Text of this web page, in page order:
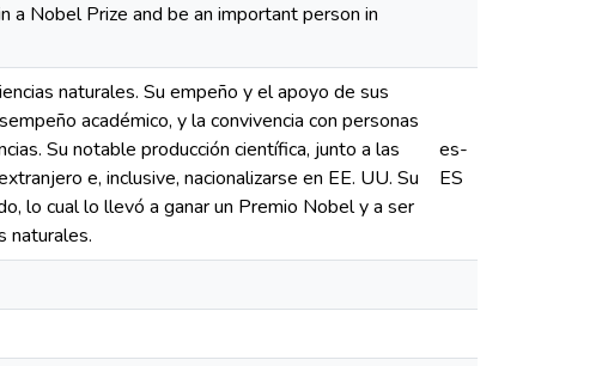
a Nobel Prize and be an important person in
naturales. Su empeño y el apoyo de sus
académico, y la convivencia con personas
Su notable producción científica, junto a las
e, inclusive, nacionalizarse en EE. UU. Su
lo cual lo llevó a ganar un Premio Nobel y a ser
naturales.
es-
ES